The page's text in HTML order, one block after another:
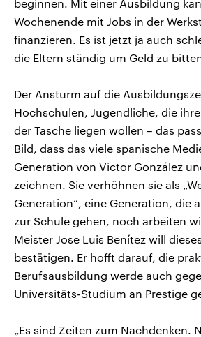
beginnen. Mit einer Ausbildung
Wochenende mit Jobs in der
finanzieren. Es ist jetzt ja auch
die Eltern ständig um Geld zu
Der Ansturm auf die
Hochschulen, Jugendliche, die
der Tasche liegen wollen – das
Bild, dass das viele spanische
Generation von Victor González
zeichnen. Sie verhöhnen sie als
Generation“, eine Generation, die
zur Schule gehen, noch arbeiten
Meister Jose Luis Benítez will
bestätigen. Er hofft darauf, die
Berufsausbildung werde auch
Universitäts-Studium an Prestige
„Es sind Zeiten zum Nachdenken.